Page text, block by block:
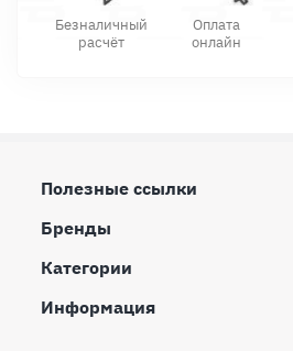
Безналичный
расчёт
Оплата
онлайн
Полезные ссылки
Бренды
Категории
Информация